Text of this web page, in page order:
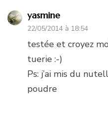
yasmine
22/05/2014 à 18:54
testée et croyez
tuerie :-)
Ps: j’ai mis du
poudre